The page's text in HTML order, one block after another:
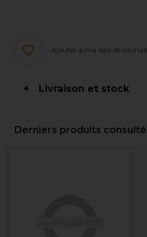
Ajouter à ma liste de
Livraison et stock
Derniers produits